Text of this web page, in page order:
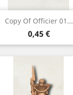
Copy Of Officier 01...
Preço
0,45 €